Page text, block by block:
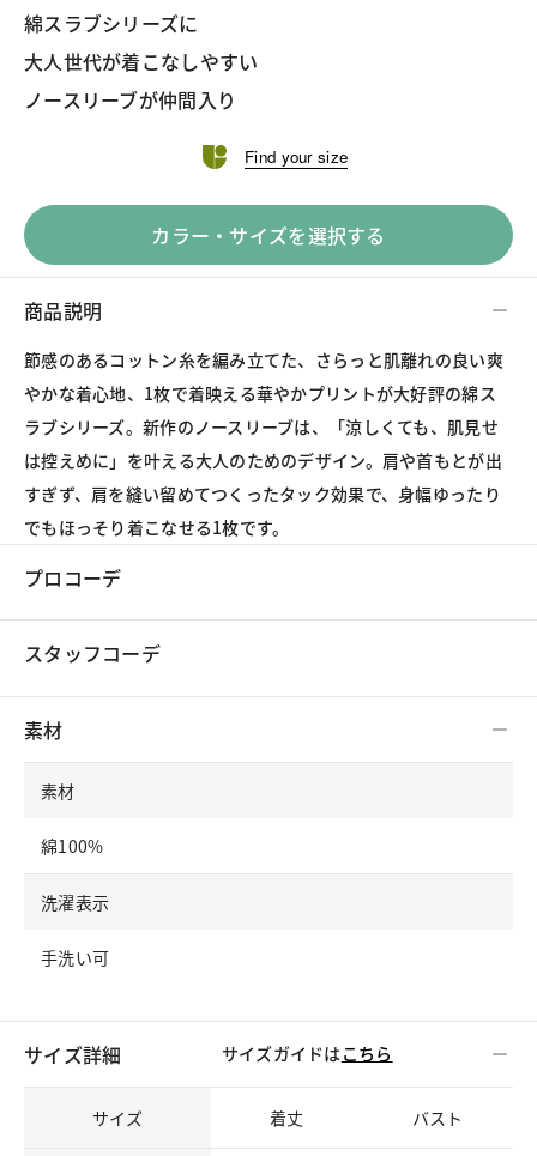
綿スラブシリーズに
大人世代が着こなしやすい
ノースリーブが仲間入り
Find your size
カラー・サイズを選択する
商品説明
節感のあるコットン糸を編み立てた、さらっと肌離れの良い爽
やかな着心地、1枚で着映える華やかプリントが大好評の綿ス
ラブシリーズ。新作のノースリーブは、「涼しくても、肌見せ
は控えめに」を叶える大人のためのデザイン。肩や首もとが出
すぎず、肩を縫い留めてつくったタック効果で、身幅ゆったり
でもほっそり着こなせる1枚です。
プロコーデ
スタッフコーデ
素材
素材
綿100%
洗濯表示
手洗い可
サイズ詳細 サイズガイドはこちら
サイズ 着丈 バスト